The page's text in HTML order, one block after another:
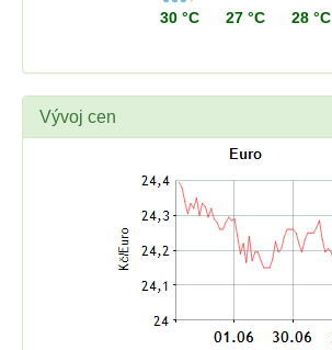
30 °C 27 °C 28 °C
Vývoj cen